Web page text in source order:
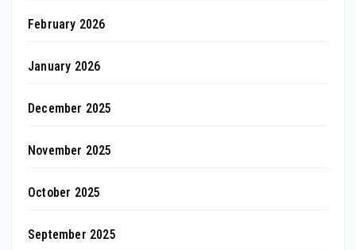
February 2026
January 2026
December 2025
November 2025
October 2025
September 2025